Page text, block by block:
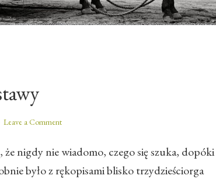
Leave a Comment
nigdy nie wiadomo, czego się szuka, dopóki
było z rękopisami blisko trzydzieściorga